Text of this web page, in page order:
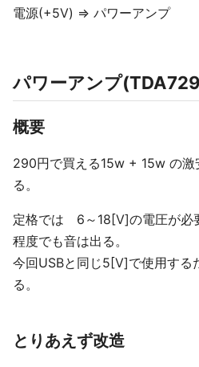
電源(+5V) ⇒ パワーアンプ
パワーアンプ
概要
290円で買える15w + 15w の激
る。
定格では 6～18[V]の電圧が必
程度でも音は出る。
今回USBと同じ5[V]で使用する
る。
とりあえず改造